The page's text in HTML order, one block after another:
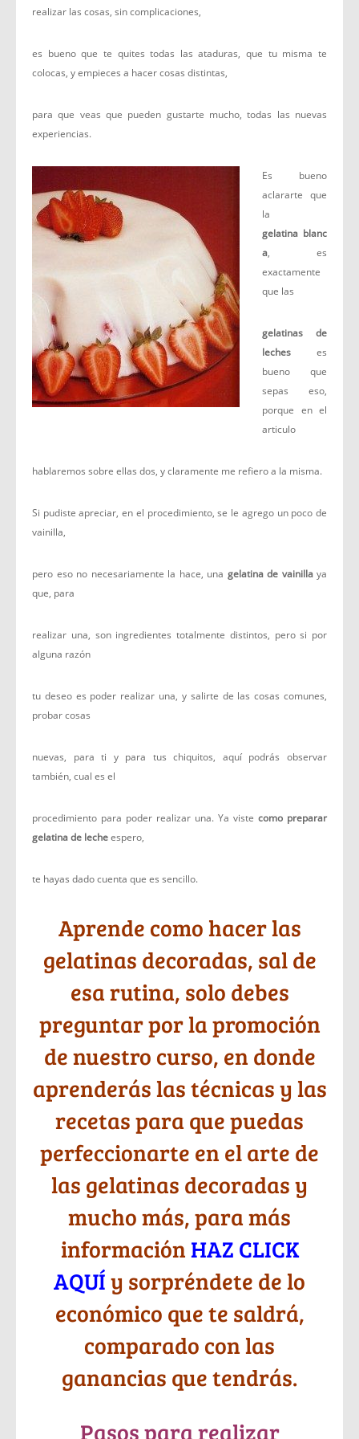
realizar las cosas, sin complicaciones,
es bueno que te quites todas las ataduras, que tu misma te
colocas, y empieces a hacer cosas distintas,
para que veas que pueden gustarte mucho, todas las nuevas
experiencias.
Es bueno
aclararte que
la
gelatina blanc
a, es
exactamente
que las
gelatinas de
leches es
bueno que
sepas eso,
porque en el
articulo
hablaremos sobre ellas dos, y claramente me refiero a la misma.
Si pudiste apreciar, en el procedimiento, se le agrego un poco de
vainilla,
pero eso no necesariamente la hace, una gelatina de vainilla ya
que, para
realizar una, son ingredientes totalmente distintos, pero si por
alguna razón
tu deseo es poder realizar una, y salirte de las cosas comunes,
probar cosas
nuevas, para ti y para tus chiquitos, aquí podrás observar
también, cual es el
procedimiento para poder realizar una. Ya viste como preparar
gelatina de lecheespero,
te hayas dado cuenta que es sencillo.
Aprende como hacer las
gelatinas decoradas, sal de
esa rutina, solo debes
preguntar por la promoción
de nuestro curso, en donde
aprenderás las técnicas y las
recetas para que puedas
perfeccionarte en el arte de
las gelatinas decoradas y
mucho más, para más
informaciónHAZ CLICK
AQUÍy sorpréndete de lo
económico que te saldrá,
comparado con las
ganancias que tendrás.
Pasos para realizar